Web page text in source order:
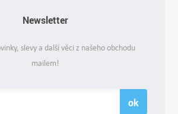
Newsletter
slevy a další věci z našeho obchodu
mailem!
ok